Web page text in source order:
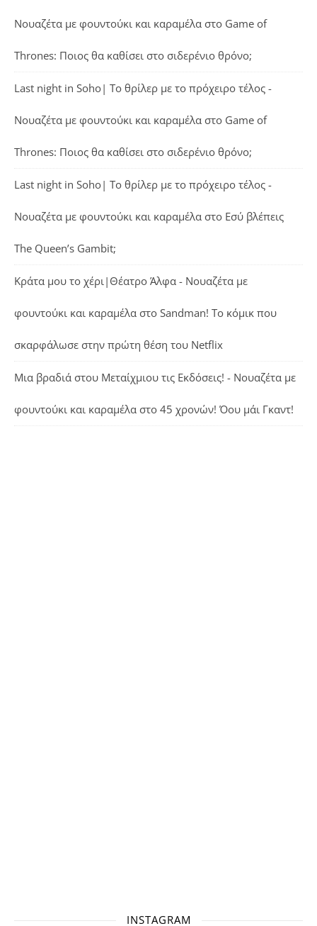
Νουαζέτα με φουντούκι και καραμέλα στο Game of
Thrones: Ποιος θα καθίσει στο σιδερένιο θρόνο;
Last night in Soho| Το θρίλερ με το πρόχειρο τέλος -
Νουαζέτα με φουντούκι και καραμέλα στο Game of
Thrones: Ποιος θα καθίσει στο σιδερένιο θρόνο;
Last night in Soho| Το θρίλερ με το πρόχειρο τέλος -
Νουαζέτα με φουντούκι και καραμέλα στο Εσύ βλέπεις
The Queen’s Gambit;
Κράτα μου το χέρι|Θέατρο Άλφα - Νουαζέτα με
φουντούκι και καραμέλα στο Sandman! Το κόμικ που
σκαρφάλωσε στην πρώτη θέση του Netflix
Μια βραδιά στου Μεταίχμιου τις Εκδόσεις! - Νουαζέτα με
φουντούκι και καραμέλα στο 45 χρονών! Όου μάι Γκαντ!
INSTAGRAM